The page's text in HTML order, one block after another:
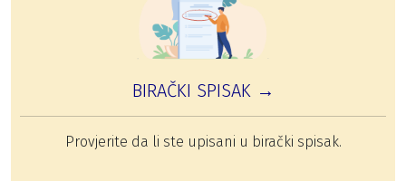
BIRAČKI SPISAK →
Provjerite da li ste upisani u birački spisak.